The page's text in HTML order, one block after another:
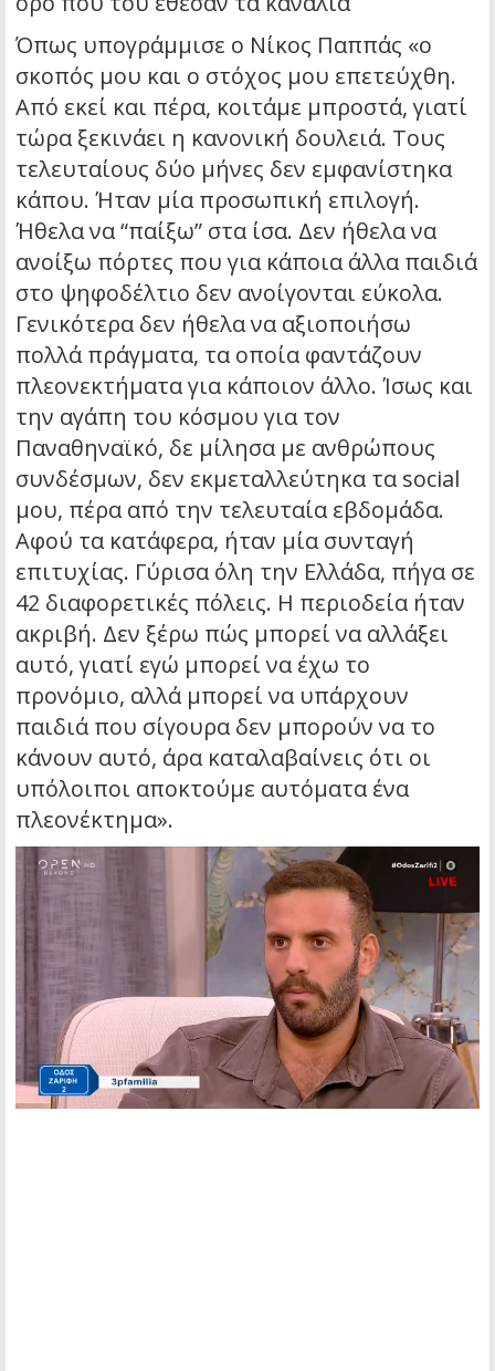
Όπως υπογράμμισε ο Νίκος Παππάς «ο
σκοπός μου και ο στόχος μου επετεύχθη.
Από εκεί και πέρα, κοιτάμε μπροστά, γιατί
τώρα ξεκινάει η κανονική δουλειά. Τους
τελευταίους δύο μήνες δεν εμφανίστηκα
κάπου. Ήταν μία προσωπική επιλογή.
Ήθελα να “παίξω” στα ίσα. Δεν ήθελα να
ανοίξω πόρτες που για κάποια άλλα παιδιά
στο ψηφοδέλτιο δεν ανοίγονται εύκολα.
Γενικότερα δεν ήθελα να αξιοποιήσω
πολλά πράγματα, τα οποία φαντάζουν
πλεονεκτήματα για κάποιον άλλο. Ίσως και
την αγάπη του κόσμου για τον
Παναθηναϊκό, δε μίλησα με ανθρώπους
συνδέσμων, δεν εκμεταλλεύτηκα τα social
μου, πέρα από την τελευταία εβδομάδα.
Αφού τα κατάφερα, ήταν μία συνταγή
επιτυχίας. Γύρισα όλη την Ελλάδα, πήγα σε
42 διαφορετικές πόλεις. Η περιοδεία ήταν
ακριβή. Δεν ξέρω πώς μπορεί να αλλάξει
αυτό, γιατί εγώ μπορεί να έχω το
προνόμιο, αλλά μπορεί να υπάρχουν
παιδιά που σίγουρα δεν μπορούν να το
κάνουν αυτό, άρα καταλαβαίνεις ότι οι
υπόλοιποι αποκτούμε αυτόματα ένα
πλεονέκτημα».